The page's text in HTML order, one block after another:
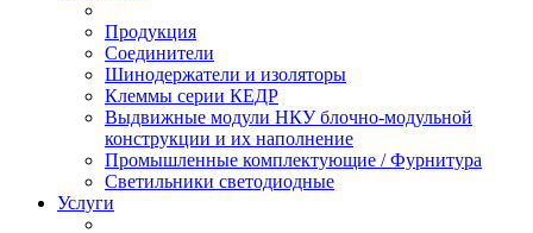
Продукция
Соединители
Шинодержатели и изоляторы
Клеммы серии КЕДР
Выдвижные модули НКУ блочно-модульной
конструкции и их наполнение
Промышленные комплектующие / Фурнитура
Светильники светодиодные
Услуги